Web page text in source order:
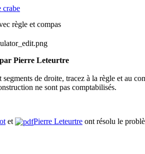
crabe
règle et compas
Pierre Leteurtre
de droite, tracez à la règle et au
ne sont pas comptabilisés.
et Pierre Leteurtre ont résolu le